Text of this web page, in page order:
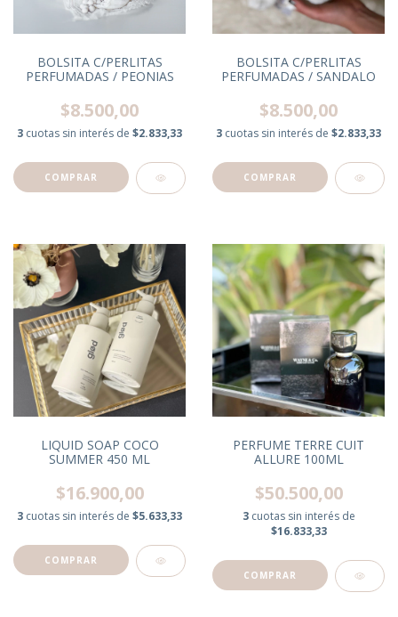
BOLSITA C/PERLITAS
PERFUMADAS / PEONIAS
$8.500,00
3 cuotas sin interés de $2.833,33
BOLSITA C/PERLITAS
PERFUMADAS / SANDALO
$8.500,00
3 cuotas sin interés de $2.833,33
LIQUID SOAP COCO
SUMMER 450 ML
$16.900,00
3 cuotas sin interés de $5.633,33
PERFUME TERRE CUIT
ALLURE 100ML
$50.500,00
3 cuotas sin interés de
$16.833,33